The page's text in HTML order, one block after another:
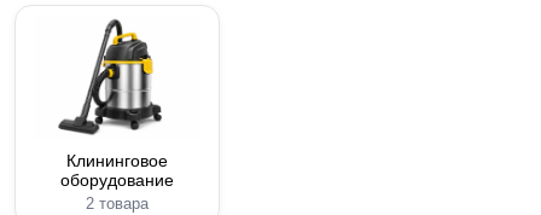
Клининговое
оборудование
2 товара